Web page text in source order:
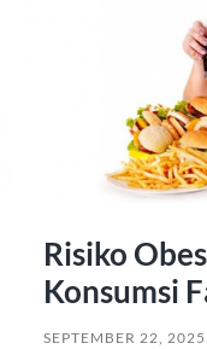
Risiko
Konsumsi
SEPTEMBER 22, 2025